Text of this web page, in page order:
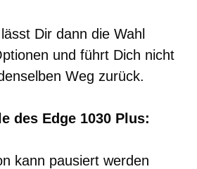
Dir dann die Wahl
und führt Dich nicht
Weg zurück.
des Edge 1030 Plus:
kann pausiert werden